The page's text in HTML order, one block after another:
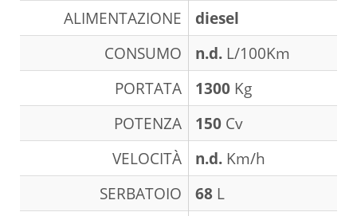
ALIMENTAZIONE
diesel
CONSUMO
n.d. L/100Km
PORTATA
1300 Kg
POTENZA
150 Cv
VELOCITÀ
n.d. Km/h
SERBATOIO
68 L